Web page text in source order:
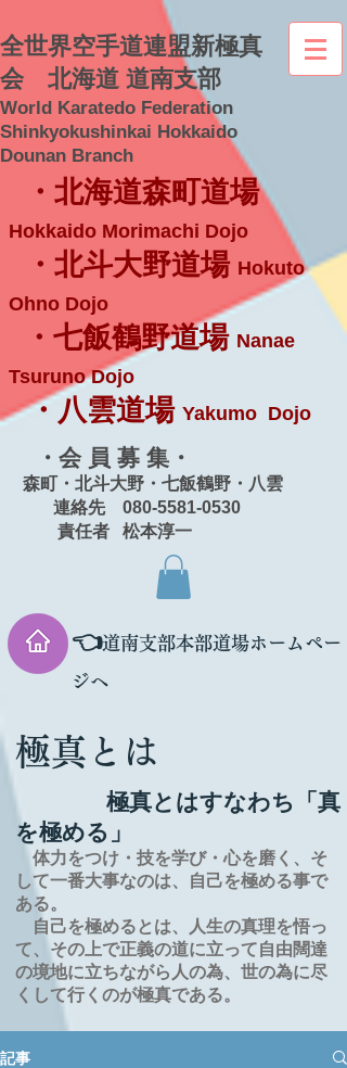
全世界空手道連盟新極真
会 北海道 道南支部
World Karatedo Federation
Shinkyokushinkai Hokkaido
Dounan Branch
・北海道森町道場
Hokkaido Morimachi Dojo
・北斗大野道場 Hokuto
Ohno Dojo
・七飯鶴野道場 Nanae
Tsuruno Dojo
・八雲道場 Yakumo Dojo
・会 員 募 集・
森町・北斗大野・七飯鶴野・八雲
連絡先 080-5581-0530
責任者 松本淳一
👈道南支部本部道場ホームペー
ジへ
極真とは
極真とはすなわち「真
を極める」
体力をつけ・技を学び・心を磨く、そ
して一番大事なのは、自己を極める事で
ある。
自己を極めるとは、
人生の真理を悟っ
て、その上で正義の道に立って自由闊達
の境地に立ちながら人の為、世の為に尽
くして行くのが極真である。
記事